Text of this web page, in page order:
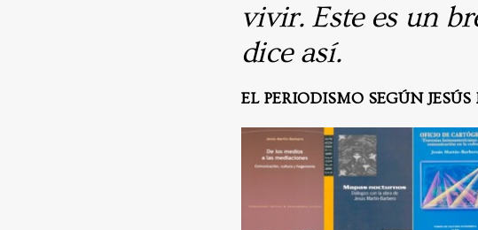
vivir. Este es un
dice así.
EL PERIODISMO SEGÚN